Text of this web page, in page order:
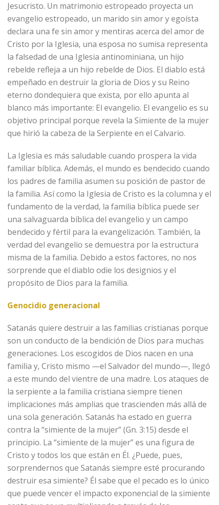
Jesucristo. Un matrimonio estropeado proyecta un
evangelio estropeado, un marido sin amor y egoísta
declara una fe sin amor y mentiras acerca del amor de
Cristo por la Iglesia, una esposa no sumisa representa
la falsedad de una Iglesia antinominiana, un hijo
rebelde refleja a un hijo rebelde de Dios. El diablo está
empeñado en destruir la gloria de Dios y su Reino
eterno dondequiera que exista, por ello apunta al
blanco más importante: El evangelio. El evangelio es su
objetivo principal porque revela la Simiente de la mujer
que hirió la cabeza de la Serpiente en el Calvario.
La Iglesia es más saludable cuando prospera la vida
familiar bíblica. Además, el mundo es bendecido cuando
los padres de familia asumen su posición de pastor de
la familia. Así como la Iglesia de Cristo es la columna y el
fundamento de la verdad, la familia bíblica puede ser
una salvaguarda bíblica del evangelio y un campo
bendecido y fértil para la evangelización. También, la
verdad del evangelio se demuestra por la estructura
misma de la familia. Debido a estos factores, no nos
sorprende que el diablo odie los designios y el
propósito de Dios para la familia.
Genocidio generacional
Satanás quiere destruir a las familias cristianas porque
son un conducto de la bendición de Dios para muchas
generaciones. Los escogidos de Dios nacen en una
familia y, Cristo mismo —el Salvador del mundo—, llegó
a este mundo del vientre de una madre. Los ataques de
la serpiente a la familia cristiana siempre tienen
implicaciones más amplias que trascienden más allá de
una sola generación. Satanás ha estado en guerra
contra la “simiente de la mujer” (Gn. 3:15) desde el
principio. La “simiente de la mujer” es una figura de
Cristo y todos los que están en Él. ¿Puede, pues,
sorprendernos que Satanás siempre esté procurando
destruir esa simiente? Él sabe que el pecado es lo único
que puede vencer el impacto exponencial de la simiente